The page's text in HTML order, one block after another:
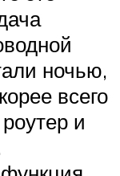
ночью,
всего
и